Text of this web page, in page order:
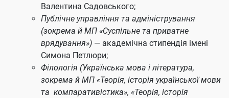
Валентина Садовського;
Публічне управління та адміністрування
(зокрема й МП «Суспільне та приватне
врядування») — академічна стипендія імені
Симона Петлюри;
Філологія (Українська мова і література,
зокрема й МП «Теорія, історія української мови
та компаративістика», «Теорія, історія